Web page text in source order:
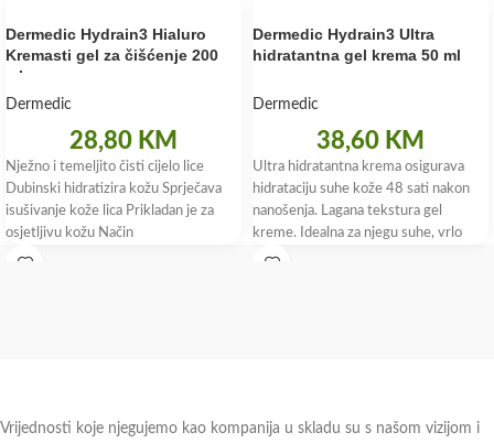
Dermedic Hydrain3 Hialuro
Kremasti gel za čišćenje 200
ml.
Dermedic
28,80 KM
Nježno i temeljito čisti cijelo lice
Dubinski hidratizira kožu Sprječava
isušivanje kože lica Prikladan je za
osjetljivu kožu Način
upotrebe: Nanesite
Dermedic Hydrain3 Ultra
hidratantna gel krema 50 ml
Dermedic
38,60 KM
Ultra hidratantna krema osigurava
hidrataciju suhe kože 48 sati nakon
nanošenja. Lagana tekstura gel
kreme. Idealna za njegu suhe, vrlo
Vrijednosti koje njegujemo kao kompanija u skladu su s našom vizijom i